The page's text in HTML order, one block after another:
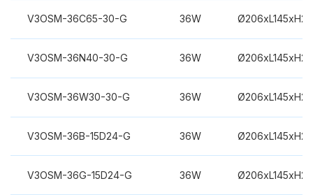
V3OSM-36C65-30-G 36W
V3OSM-36N40-30-G 36W
V3OSM-36W30-30-G 36W
V3OSM-36B-15D24-G 36W
V3OSM-36G-15D24-G 36W